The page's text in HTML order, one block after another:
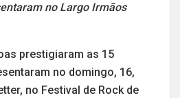
no Largo Irmãos
prestigiaram as 15
no domingo, 16,
no Festival de Rock de